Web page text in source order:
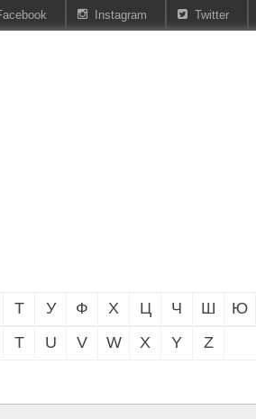
Twitter
Instagram
Т У Ф Х Ц Ч Ш Ю
T U V W X Y Z